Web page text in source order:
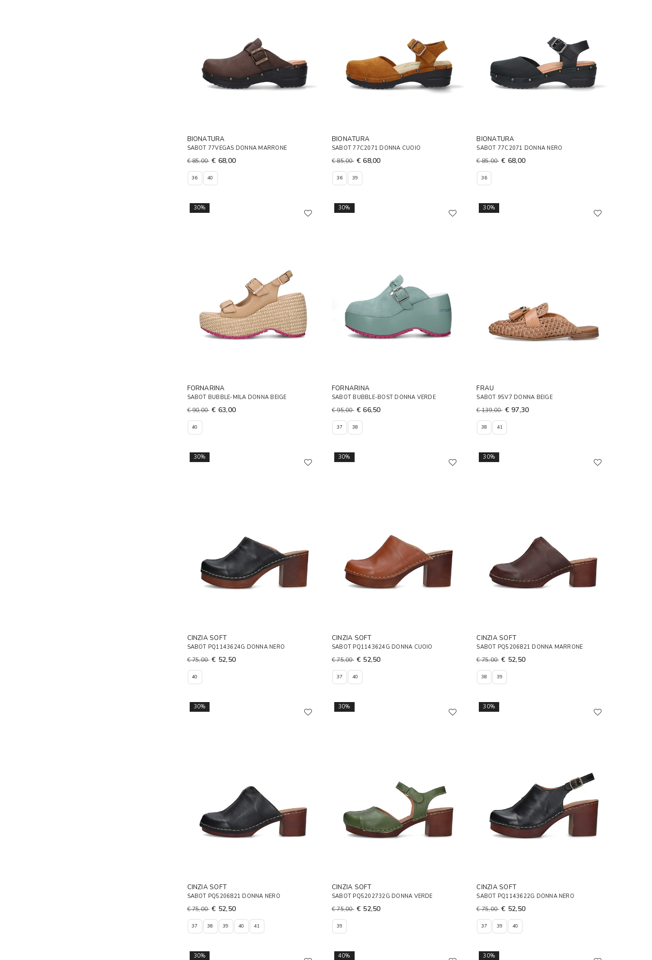
BIONATURA
SABOT 77VEGAS DONNA MARRONE
€ 85,00 € 68,00
36 40
BIONATURA
SABOT 77C2071 DONNA CUOIO
€ 85,00 € 68,00
36 39
BIONATURA
SABOT 77C2071 DONNA NERO
€ 85,00 € 68,00
36
30%
FORNARINA
SABOT BUBBLE-MILA DONNA BEIGE
€ 90,00 € 63,00
40
30%
FORNARINA
SABOT BUBBLE-BOST DONNA VERDE
€ 95,00 € 66,50
37 38
30%
FRAU
SABOT 95V7 DONNA BEIGE
€ 139,00 € 97,30
38 41
30%
CINZIA SOFT
SABOT PQ1143624G DONNA NERO
€ 75,00 € 52,50
40
30%
CINZIA SOFT
SABOT PQ1143624G DONNA CUOIO
€ 75,00 € 52,50
37 40
30%
CINZIA SOFT
SABOT PQ5206821 DONNA MARRONE
€ 75,00 € 52,50
38 39
30%
CINZIA SOFT
SABOT PQ5206821 DONNA NERO
€ 75,00 € 52,50
37 38 39 40 41
30%
CINZIA SOFT
SABOT PQ5202732G DONNA VERDE
€ 75,00 € 52,50
39
30%
CINZIA SOFT
SABOT PQ1143622G DONNA NERO
€ 75,00 € 52,50
37 39 40
30% 40% 30%